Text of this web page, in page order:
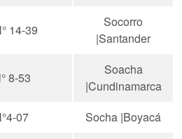
14-39
Socorro
|Santander
8-53
Soacha
|Cundinamarca
07
Socha |Boyacá